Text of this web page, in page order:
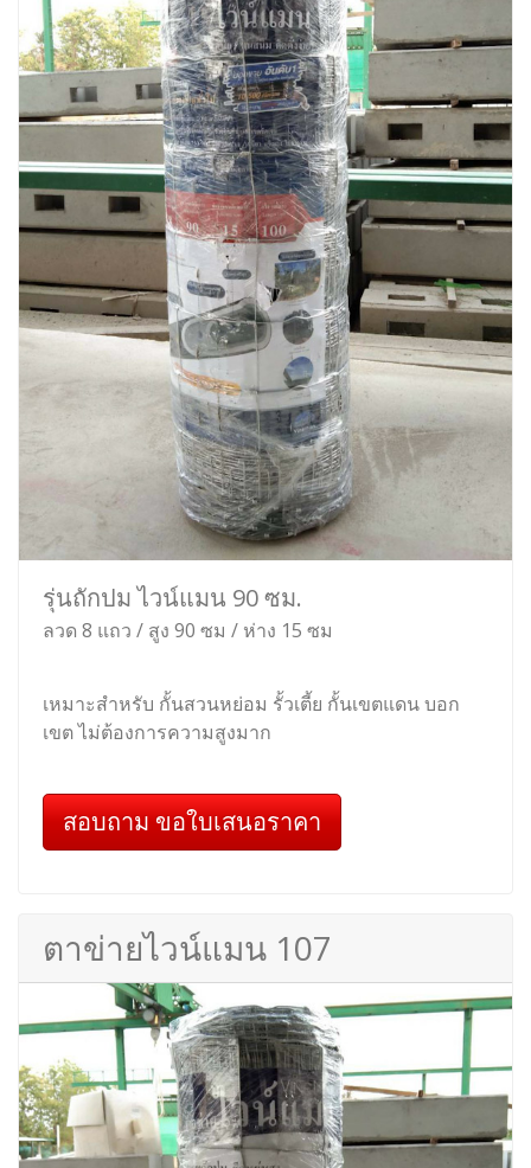
รุ่นถักปม ไวน์แมน 90 ซม.
ลวด 8 แถว / สูง 90 ซม / ห่าง 15 ซม
เหมาะสำหรับ กั้นสวนหย่อม รั้วเตี้ย กั้นเขตแดน บอก
เขต ไม่ต้องการความสูงมาก
สอบถาม ขอใบเสนอราคา
ตาข่ายไวน์แมน 107